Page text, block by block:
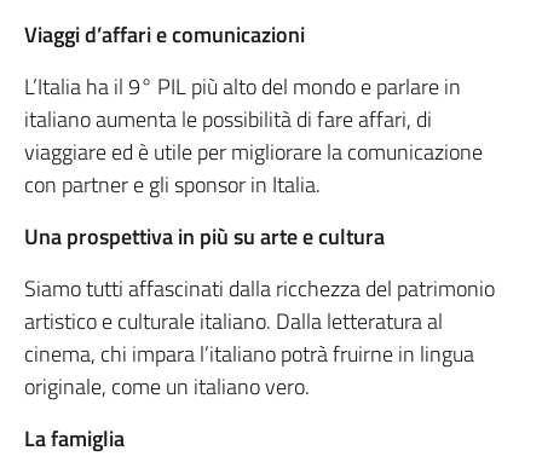
Viaggi d’affari e comunicazioni
L’Italia ha il 9° PIL più alto del mondo e parlare in
italiano aumenta le possibilità di fare affari, di
viaggiare ed è utile per migliorare la comunicazione
con partner e gli sponsor in Italia.
Una prospettiva in più su arte e cultura
Siamo tutti affascinati dalla ricchezza del patrimonio
artistico e culturale italiano. Dalla letteratura al
cinema, chi impara l’italiano potrà fruirne in lingua
originale, come un italiano vero.
La famiglia